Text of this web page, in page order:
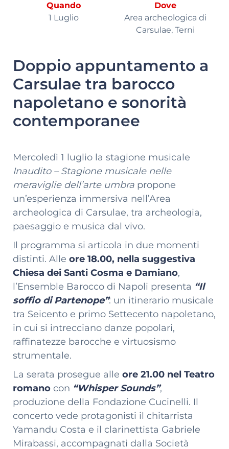
Quando
1 Luglio
Dove
Area archeologica di
Carsulae, Terni
Doppio appuntamento a
Carsulae tra barocco
napoletano e sonorità
contemporanee
Mercoledì 1 luglio la stagione musicale
Inaudito – Stagione musicale nelle
meraviglie dell’arte umbra propone
un’esperienza immersiva nell’Area
archeologica di Carsulae, tra archeologia,
paesaggio e musica dal vivo.
Il programma si articola in due momenti
distinti. Alle ore 18.00, nella suggestiva
Chiesa dei Santi Cosma e Damiano,
l’Ensemble Barocco di Napoli presenta “Il
soffio di Partenope”: un itinerario musicale
tra Seicento e primo Settecento napoletano,
in cui si intrecciano danze popolari,
raffinatezze barocche e virtuosismo
strumentale.
La serata prosegue alle ore 21.00 nel Teatro
romano con “Whisper Sounds”,
produzione della Fondazione Cucinelli. Il
concerto vede protagonisti il chitarrista
Yamandu Costa e il clarinettista Gabriele
Mirabassi, accompagnati dalla Società